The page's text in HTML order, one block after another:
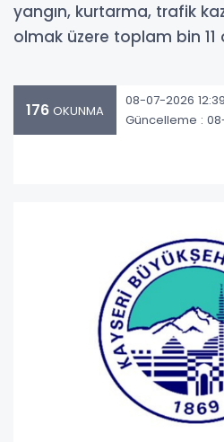
yangın, kurtarma, trafik
olmak üzere toplam bin
176 OKUNMA
08-07-2026 12:39
Güncelleme :